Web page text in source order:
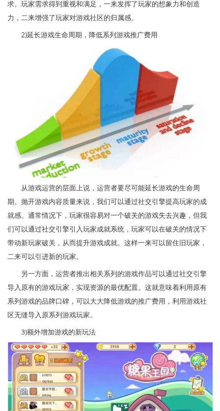
求。玩家需求得到重视和满足，一来发挥了玩家的想象力和创造
力，二来增强了玩家对游戏社区的归属感。
2)延长游戏生命周期，降低系列游戏推广费用
从游戏运营的层面上说，运营者要尽可能延长游戏的生命周
期。抛开游戏内容质量来说，我们可以通过社交引擎提高玩家的成
就感。通常情况下，玩家很容易对一个破关的游戏失去兴趣，但我
们可以通过社交引擎引入玩家成就系统，玩家可以在破关的情况下
带动新玩家破关，从而提升游戏成就。这样一来可以留住旧玩家，
二来可以引进新的玩家。
另一方面，运营者推出相关系列的游戏作品可以通过社交引擎
导入原有的游戏玩家，实现资源的最优配置。这就意味着利用原有
系列游戏的品牌口碑，可以大大降低游戏的推广费用，利用游戏社
区无缝导入原系列游戏玩家。
3)额外增加游戏的新玩法